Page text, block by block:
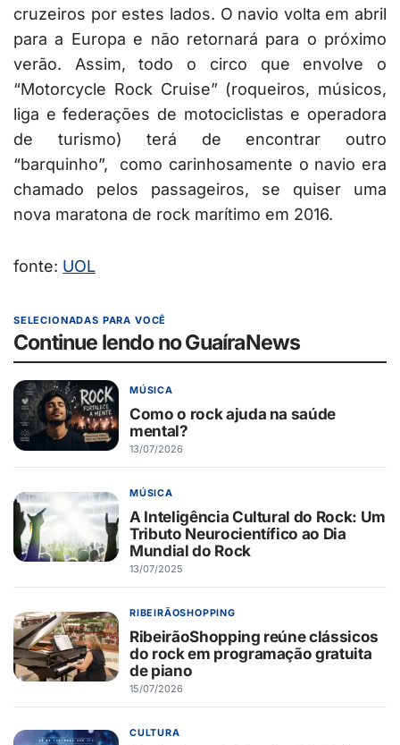
cruzeiros por estes lados. O navio volta em abril
para a Europa e não retornará para o próximo
verão. Assim, todo o circo que envolve o
“Motorcycle Rock Cruise” (roqueiros, músicos,
liga e federações de motociclistas e operadora
de turismo) terá de encontrar outro
“barquinho”, como carinhosamente o navio era
chamado pelos passageiros, se quiser uma
nova maratona de rock marítimo em 2016.
fonte: UOL
SELECIONADAS PARA VOCÊ
Continue lendo no GuaíraNews
MÚSICA
Como o rock ajuda na saúde
mental?
13/07/2026
MÚSICA
A Inteligência Cultural do Rock: Um
Tributo Neurocientífico ao Dia
Mundial do Rock
13/07/2025
RIBEIRÃOSHOPPING
RibeirãoShopping reúne clássicos
do rock em programação gratuita
de piano
15/07/2026
CULTURA